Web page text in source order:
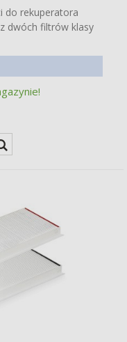
do rekuperatora
dwóch filtrów klasy